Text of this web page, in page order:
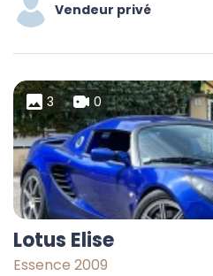
Vendeur privé
3 0
Lotus Elise
Essence 2009